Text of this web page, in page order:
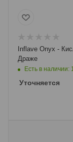
Inflave Onyx -
Драже
Есть в наличии:
Уточняется